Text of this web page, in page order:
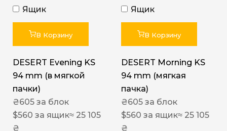
Ящик
В Корзину
DESERT Evening KS
94 mm (в мягкой
пачки)
₴605 за блок
$560 за ящик≈ 25 105
₴
Ящик
В Корзину
DESERT Morning KS
94 mm (мягкая
пачка)
₴605 за блок
$560 за ящик≈ 25 105
₴